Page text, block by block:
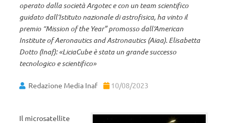
operato dalla società Argotec e con un team scientifico
guidato dall’Istituto nazionale di astrofisica, ha vinto il
premio “Mission of the Year” promosso dall'American
Institute of Aeronautics and Astronautics (Aiaa). Elisabetta
Dotto (Inaf): «LiciaCube è stata un grande successo
tecnologico e scientifico»
Redazione Media Inaf 10/08/2023
Il microsatellite